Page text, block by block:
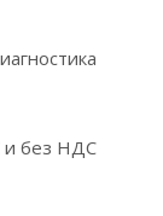
и без НДС